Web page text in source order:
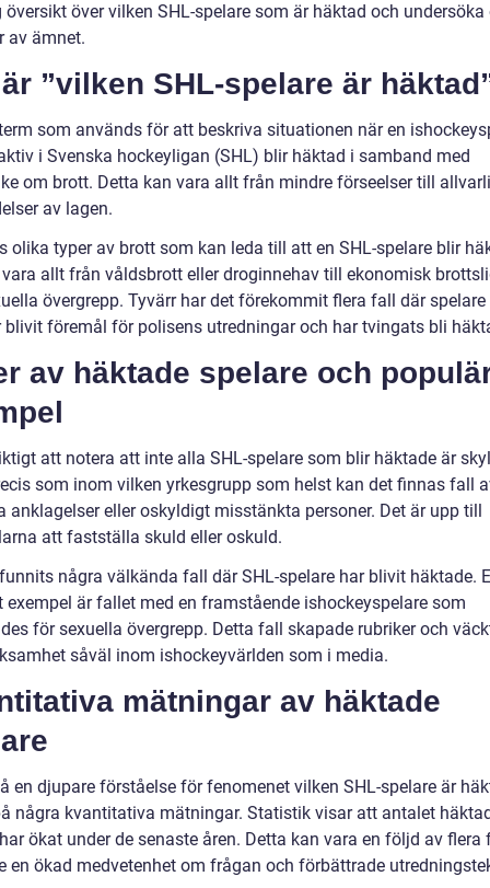
översikt över vilken SHL-spelare som är häktad och undersöka
av ämnet.
”vilken SHL-spelare är
term som används för att beskriva situationen när en
i Svenska hockeyligan (SHL) blir häktad i samband med
om brott. Detta kan vara allt från mindre förseelser till
av lagen.
olika typer av brott som kan leda till att en SHL-spelare blir
allt från våldsbrott eller droginnehav till ekonomisk
övergrepp. Tyvärr har det förekommit flera fall där
blivit föremål för polisens utredningar och har tvingats bli
av häktade spelare och
att notera att inte alla SHL-spelare som blir häktade är
som inom vilken yrkesgrupp som helst kan det finnas fall
anklagelser eller oskyldigt misstänkta personer. Det är upp till
att fastställa skuld eller oskuld.
några välkända fall där SHL-spelare har blivit häktade.
exempel är fallet med en framstående ishockeyspelare som
för sexuella övergrepp. Detta fall skapade rubriker och
såväl inom ishockeyvärlden som i media.
mätningar av häktade
en djupare förståelse för fenomenet vilken SHL-spelare är
några kvantitativa mätningar. Statistik visar att antalet
ökat under de senaste åren. Detta kan vara en följd av flera
en ökad medvetenhet om frågan och förbättrade